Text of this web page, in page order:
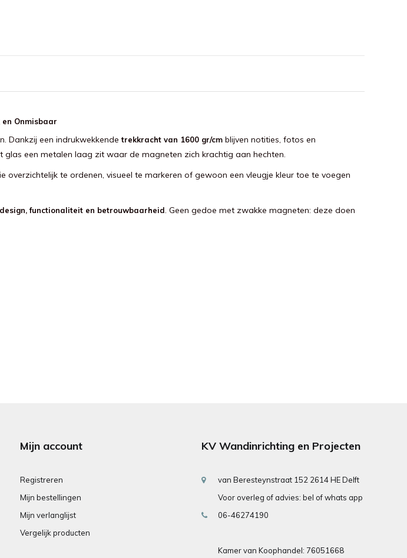
Onmisbaar
Dankzij een indrukwekkendetrekkracht van 1600 gr/cm blijven notities, fotos en
een metalen laag zit waar de magneten zich krachtig aan hechten.
overzichtelijk te ordenen, visueel te markeren of gewoon een vleugje kleur toe te voegen
design, functionaliteit en betrouwbaarheid. Geen gedoe met zwakke magneten: deze doen
Mijn account
Registreren
Mijn bestellingen
Mijn verlanglijst
Vergelijk producten
KV Wandinrichting en Projecten
van Beresteynstraat 152 2614 HE Delft
Voor overleg of advies: bel of whats app
06-46274190
Kamer van Koophandel: 76051668